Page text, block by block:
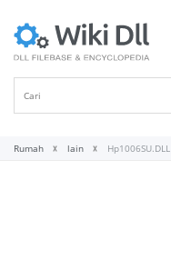
Rumah lain Hp1006SU.DLL